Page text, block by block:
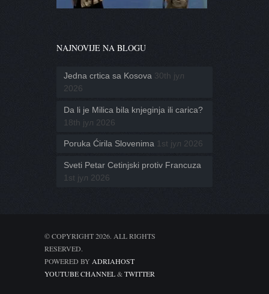
NAJNOVIJE NA BLOGU
Jedna crtica sa Kosova 30th јул
2026
Da li je Milica bila knjeginja ili carica?
18th јул 2026
Poruka Ćirila Slovenima 1st јул 2026
Sveti Petar Cetinjski protiv Francuza
1st јул 2026
© COPYRIGHT 2026. ALL RIGHTS
RESERVED.
POWERED BY ADRIAHOST
YOUTUBE CHANNEL&TWITTER